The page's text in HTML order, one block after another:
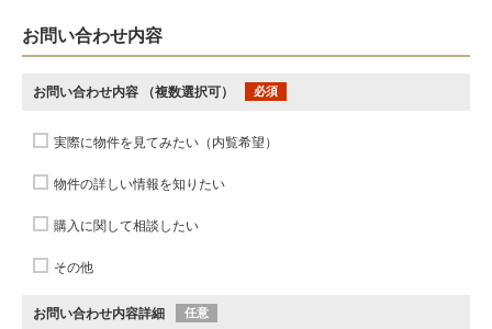
お問い合わせ内容
お問い合わせ内容 （複数選択可） 必須
実際に物件を見てみたい（内覧希望）
物件の詳しい情報を知りたい
購入に関して相談したい
その他
お問い合わせ内容詳細 任意